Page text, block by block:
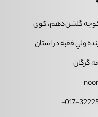
کوچه گلشن دهم، کوي
ولي فقيه در استان
گرگان